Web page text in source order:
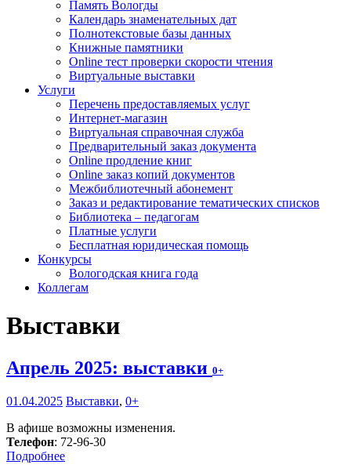
Память Вологды
Календарь знаменательных дат
Полнотекстовые базы данных
Книжные памятники
Online тест проверки скорости чтения
Виртуальные выставки
Услуги
Перечень предоставляемых услуг
Интернет-магазин
Виртуальная справочная служба
Предварительный заказ документа
Online продление книг
Online заказ копий документов
Межбиблиотечный абонемент
Заказ и редактирование тематических списков
Библиотека – педагогам
Платные услуги
Бесплатная юридическая помощь
Конкурсы
Вологодская книга года
Коллегам
Выставки
Апрель 2025: выставки 0+
01.04.2025 Выставки, 0+
В афише возможны изменения.
Телефон: 72-96-30
Подробнее